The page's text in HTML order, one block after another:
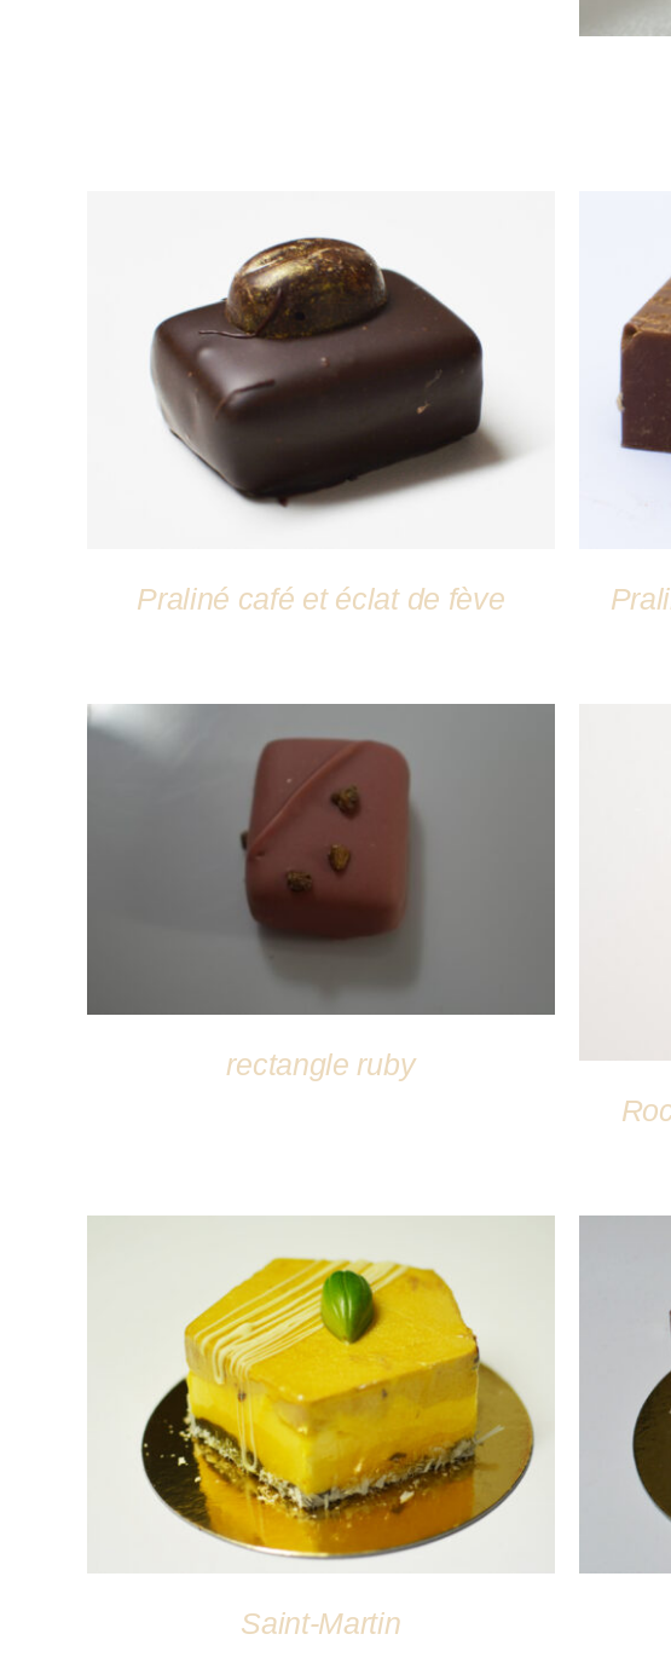
DÉTAILS
Praliné café et éclat de fève
DÉTAILS
rectangle ruby
DÉTAILS
Saint-Martin